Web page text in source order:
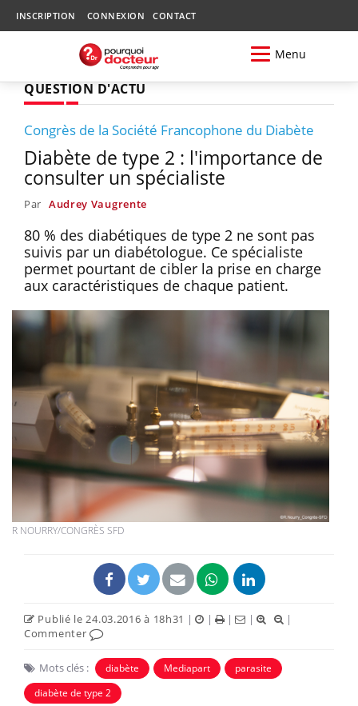
INSCRIPTION CONNEXION CONTACT
Menu
QUESTION D'ACTU
Congrès de la Société Francophone du Diabète
Diabète de type 2 : l'importance de
consulter un spécialiste
Par Audrey Vaugrente
80 % des diabétiques de type 2 ne sont pas
suivis par un diabétologue. Ce spécialiste
permet pourtant de cibler la prise en charge
aux caractéristiques de chaque patient.
R NOURRY/CONGRÈS SFD
Publié le 24.03.2016 à 18h31 | | | |
|
Commenter
Mots clés : diabète Mediapart
parasite
diabète de type 2